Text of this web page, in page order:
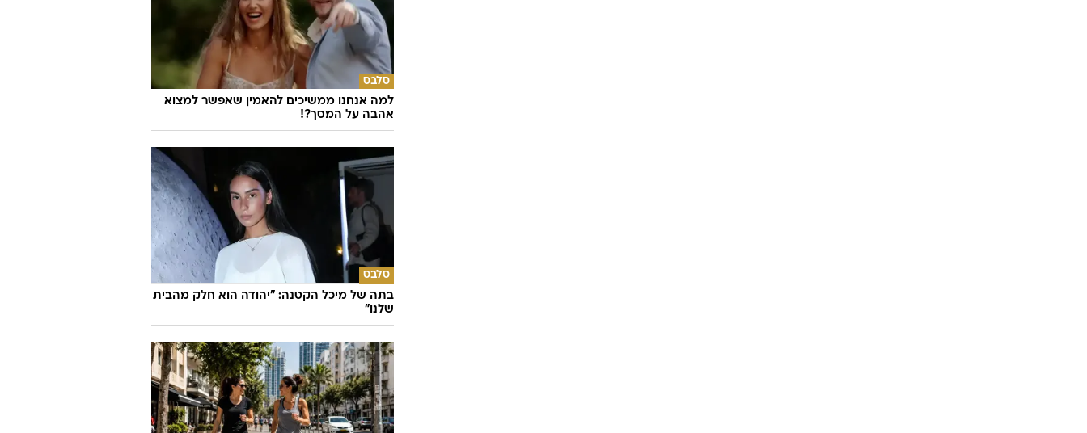
סלבס
למה אנחנו ממשיכים להאמין שאפשר למצוא
אהבה על המסך?!
סלבס
בתה של מיכל הקטנה: "יהודה הוא חלק מהבית
שלנו"